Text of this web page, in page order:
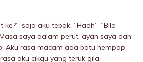
ke?”, saja aku tebak. “Haah”. “Bila
saya dalam perut, ayah saya dah
Aku rasa macam ada batu hempap
aku cikgu yang teruk giIa.